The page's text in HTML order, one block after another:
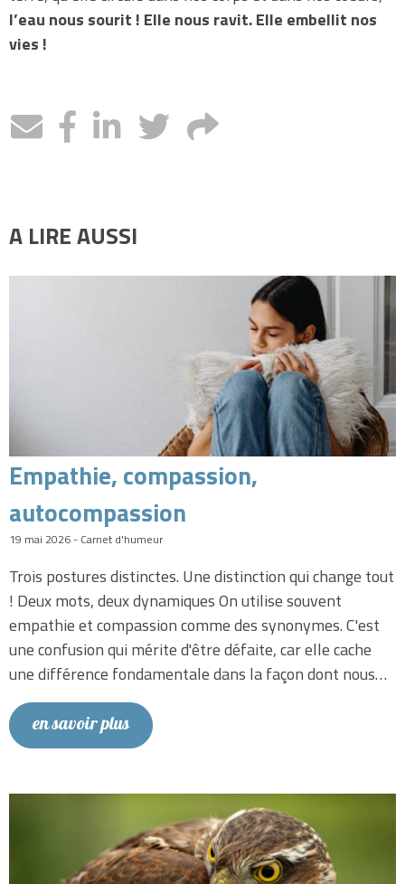
l’eau nous sourit ! Elle nous ravit. Elle embellit nos
vies !
A LIRE AUSSI
Empathie, compassion,
autocompassion
19 mai 2026 - Carnet d'humeur
Trois postures distinctes. Une distinction qui change tout
! Deux mots, deux dynamiques On utilise souvent
empathie et compassion comme des synonymes. C'est
une confusion qui mérite d'être défaite, car elle cache
une différence fondamentale dans la façon dont nous…
en savoir plus